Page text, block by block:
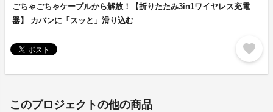
ごちゃごちゃケーブルから解放！【折りたたみ3in1ワイヤレス充電
器】 カバンに「スッと」滑り込む
favorite
このプロジェクトの他の商品